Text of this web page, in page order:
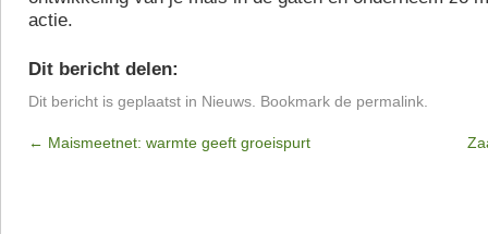
actie.
Dit bericht delen:
Dit bericht is geplaatst in Nieuws . Bookmark de permalink
← Maismeetnet: warmte geeft groeispurt